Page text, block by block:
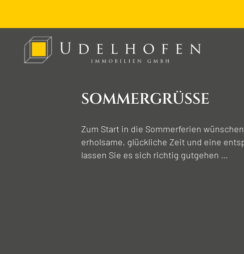
SOMMER­GRÜSSE
Zum Start in die Sommerferien
erholsame, glückliche Zeit und eine
lassen Sie es sich richtig gutgehen …